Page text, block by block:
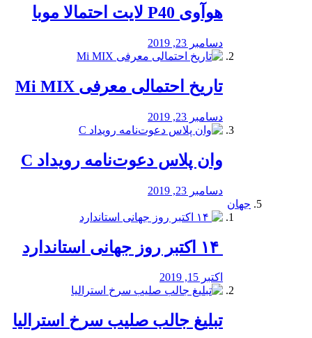
هوآوی P40 لایت احتمالا موبا
دسامبر 23, 2019
تاریخ احتمالی معرفی Mi MIX
دسامبر 23, 2019
وان پلاس دعوت‌نامه رویداد C
دسامبر 23, 2019
جهان
اکتبر 15, 2019
تبلیغ جالب صلیب سرخ استرالیا